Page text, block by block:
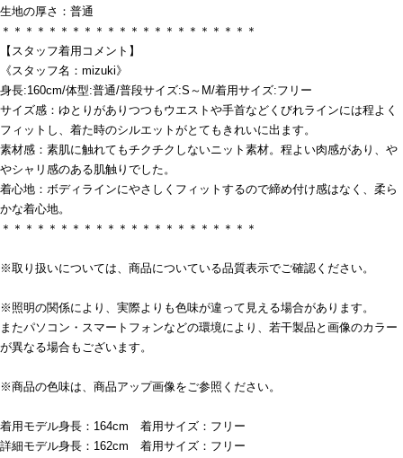
生地の厚さ：普通
＊＊＊＊＊＊＊＊＊＊＊＊＊＊＊＊＊＊＊＊＊＊
【スタッフ着用コメント】
《スタッフ名：mizuki》
身長:160cm/体型:普通/普段サイズ:S～M/着用サイズ:フリー
サイズ感：ゆとりがありつつもウエストや手首などくびれラインには程よく
フィットし、着た時のシルエットがとてもきれいに出ます。
素材感：素肌に触れてもチクチクしないニット素材。程よい肉感があり、や
やシャリ感のある肌触りでした。
着心地：ボディラインにやさしくフィットするので締め付け感はなく、柔ら
かな着心地。
＊＊＊＊＊＊＊＊＊＊＊＊＊＊＊＊＊＊＊＊＊＊
※取り扱いについては、商品についている品質表示でご確認ください。
※照明の関係により、実際よりも色味が違って見える場合があります。
またパソコン・スマートフォンなどの環境により、若干製品と画像のカラー
が異なる場合もございます。
※商品の色味は、商品アップ画像をご参照ください。
着用モデル身長：164cm 着用サイズ：フリー
詳細モデル身長：162cm 着用サイズ：フリー